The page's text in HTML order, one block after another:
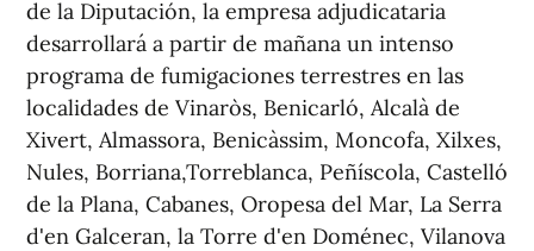
de la Diputación, la empresa adjudicataria
desarrollará a partir de mañana un intenso
programa de fumigaciones terrestres en las
localidades de Vinaròs, Benicarló, Alcalà de
Xivert, Almassora, Benicàssim, Moncofa, Xilxes,
Nules, Borriana,Torreblanca, Peñíscola, Castelló
de la Plana, Cabanes, Oropesa del Mar, La Serra
d'en Galceran, la Torre d'en Doménec, Vilanova